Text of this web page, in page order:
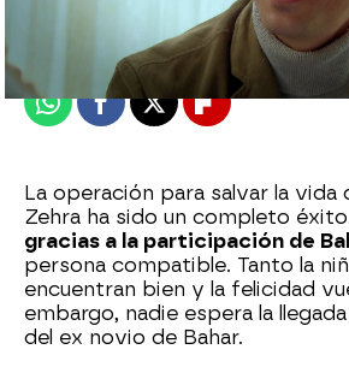
21 de abril de 2022,
WhatsappFacebook
X Flipboard
La operación para salvar la vida
Zehra ha sido un completo
gracias a la participación de
persona compatible. Tanto la
encuentran bien y la felicidad
embargo, nadie espera la
del ex novio de Bahar.